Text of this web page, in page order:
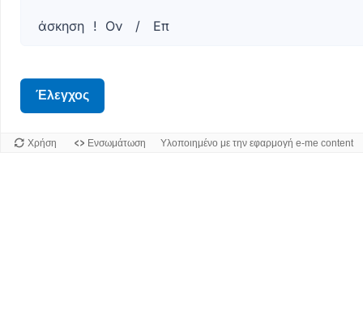
Επ3.
βρέχει,
δυστυχώς
ή
Θέλω
άσκηση ! Ον / Επ
Έλεγχος
Χρήση Ενσωμάτωση Υλοποιημένο με την εφαρμογή e-me content